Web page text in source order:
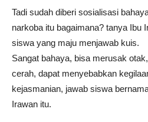
Tadi sudah diberi sosialisasi
narkoba itu bagaimana? tanya Ibu
siswa yang maju menjawab kuis.
Sangat bahaya, bisa merusak
cerah, dapat menyebabkan
kejasmanian, jawab siswa
Irawan itu.